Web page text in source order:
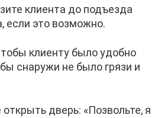
клиента до подъезда
если это возможно.
клиенту было удобно
снаружи не было грязи и
дверь: «Позвольте, я